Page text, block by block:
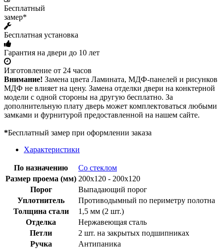
Бесплатный
замер*
Бесплатная установка
Гарантия на двери до 10 лет
Изготовление от 24 часов
Внимание! Замена цвета Ламината, МДФ-панелей и рисунков
МДФ не влияет на цену. Замена отделки двери на конктерной
модели с одной стороны на другую бесплатно. За
дополнительную плату дверь может комплектоваться любыми
замками и фурнитурой предоставленной на нашем сайте.
*Бесплатный замер при оформлении заказа
Характеристики
По назначению
Со стеклом
Размер проема (мм) 200х120 - 200х120
Порог
Выпадающий порог
Уплотнитель
Противодымный по периметру полотна
Толщина стали
1,5 мм (2 шт.)
Отделка
Нержавеющая сталь
Петли
2 шт. на закрытых подшипниках
Ручка
Антипаника